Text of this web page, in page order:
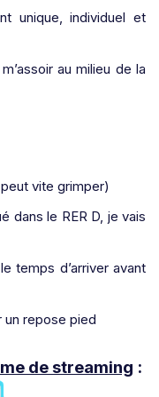
unique, individuel et
au milieu de la
vite grimper)
dans le RER D, je vais
temps d’arriver avant
un repose pied
de streaming :